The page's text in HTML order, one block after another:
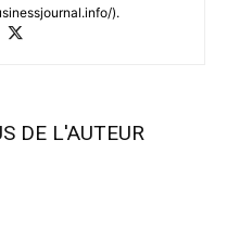
).
DE L'AUTEUR